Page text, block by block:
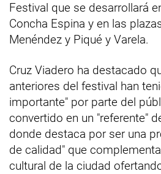
Festival que se desarrollará
Concha Espina y en las
Menéndez y Piqué y Varela.
Cruz Viadero ha destacado
anteriores del festival han
importante" por parte del
convertido en un "referente"
donde destaca por ser una
de calidad" que
cultural de la ciudad